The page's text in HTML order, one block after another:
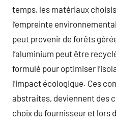
temps, les matériaux
l’empreinte
peut provenir de forêts
l’aluminium peut être
formulé pour optimiser
l’impact écologique. Ces
abstraites, deviennent des
choix du fournisseur et lors